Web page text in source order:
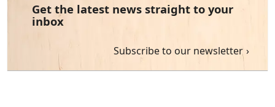
Get the latest news straight to your
inbox
Subscribe to our newsletter